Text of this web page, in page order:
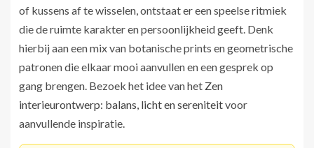
of kussens af te wisselen, ontstaat er een speelse ritmiek
die de ruimte karakter en persoonlijkheid geeft. Denk
hierbij aan een mix van botanische prints en geometrische
patronen die elkaar mooi aanvullen en een gesprek op
gang brengen. Bezoek het idee van het Zen
interieurontwerp: balans, licht en sereniteitvoor
aanvullende inspiratie.